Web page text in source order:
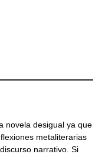
novela desigual ya que
metaliterarias
narrativo. Si